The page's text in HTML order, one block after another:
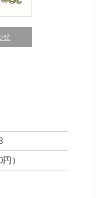
せ
）